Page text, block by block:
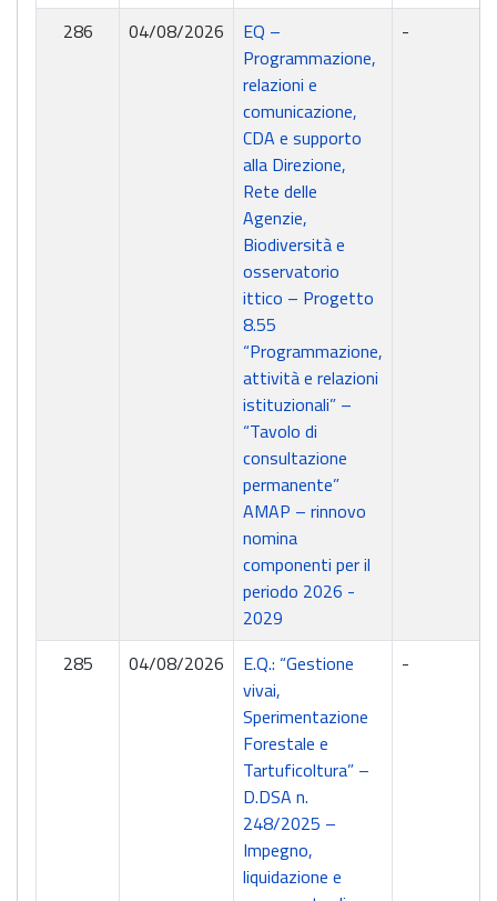
286 04/08/2026
EQ –
Programmazione,
relazioni e
comunicazione,
CDA e supporto
alla Direzione,
Rete delle
Agenzie,
Biodiversità e
osservatorio
ittico – Progetto
8.55
“Programmazione,
attività e relazioni
istituzionali” –
“Tavolo di
consultazione
permanente”
AMAP – rinnovo
nomina
componenti per il
periodo 2026 -
2029
-
285 04/08/2026
E.Q.: “Gestione
vivai,
Sperimentazione
Forestale e
Tartuficoltura” –
D.DSA n.
248/2025 –
Impegno,
liquidazione e
-